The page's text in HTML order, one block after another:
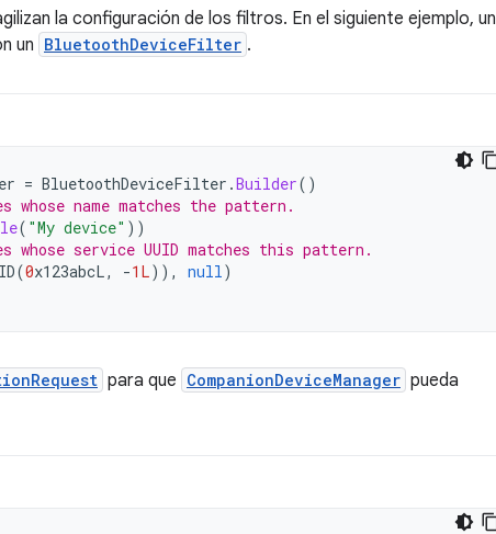
la configuración de los filtros. En el siguiente ejemplo, un
un BluetoothDeviceFilter .
= BluetoothDeviceFilter .Builder()
name matches the pattern.
( "My device" ))
whose service UUID matches this pattern.
(0x123abcL, -1L)), null)
para que CompanionDeviceManager pueda